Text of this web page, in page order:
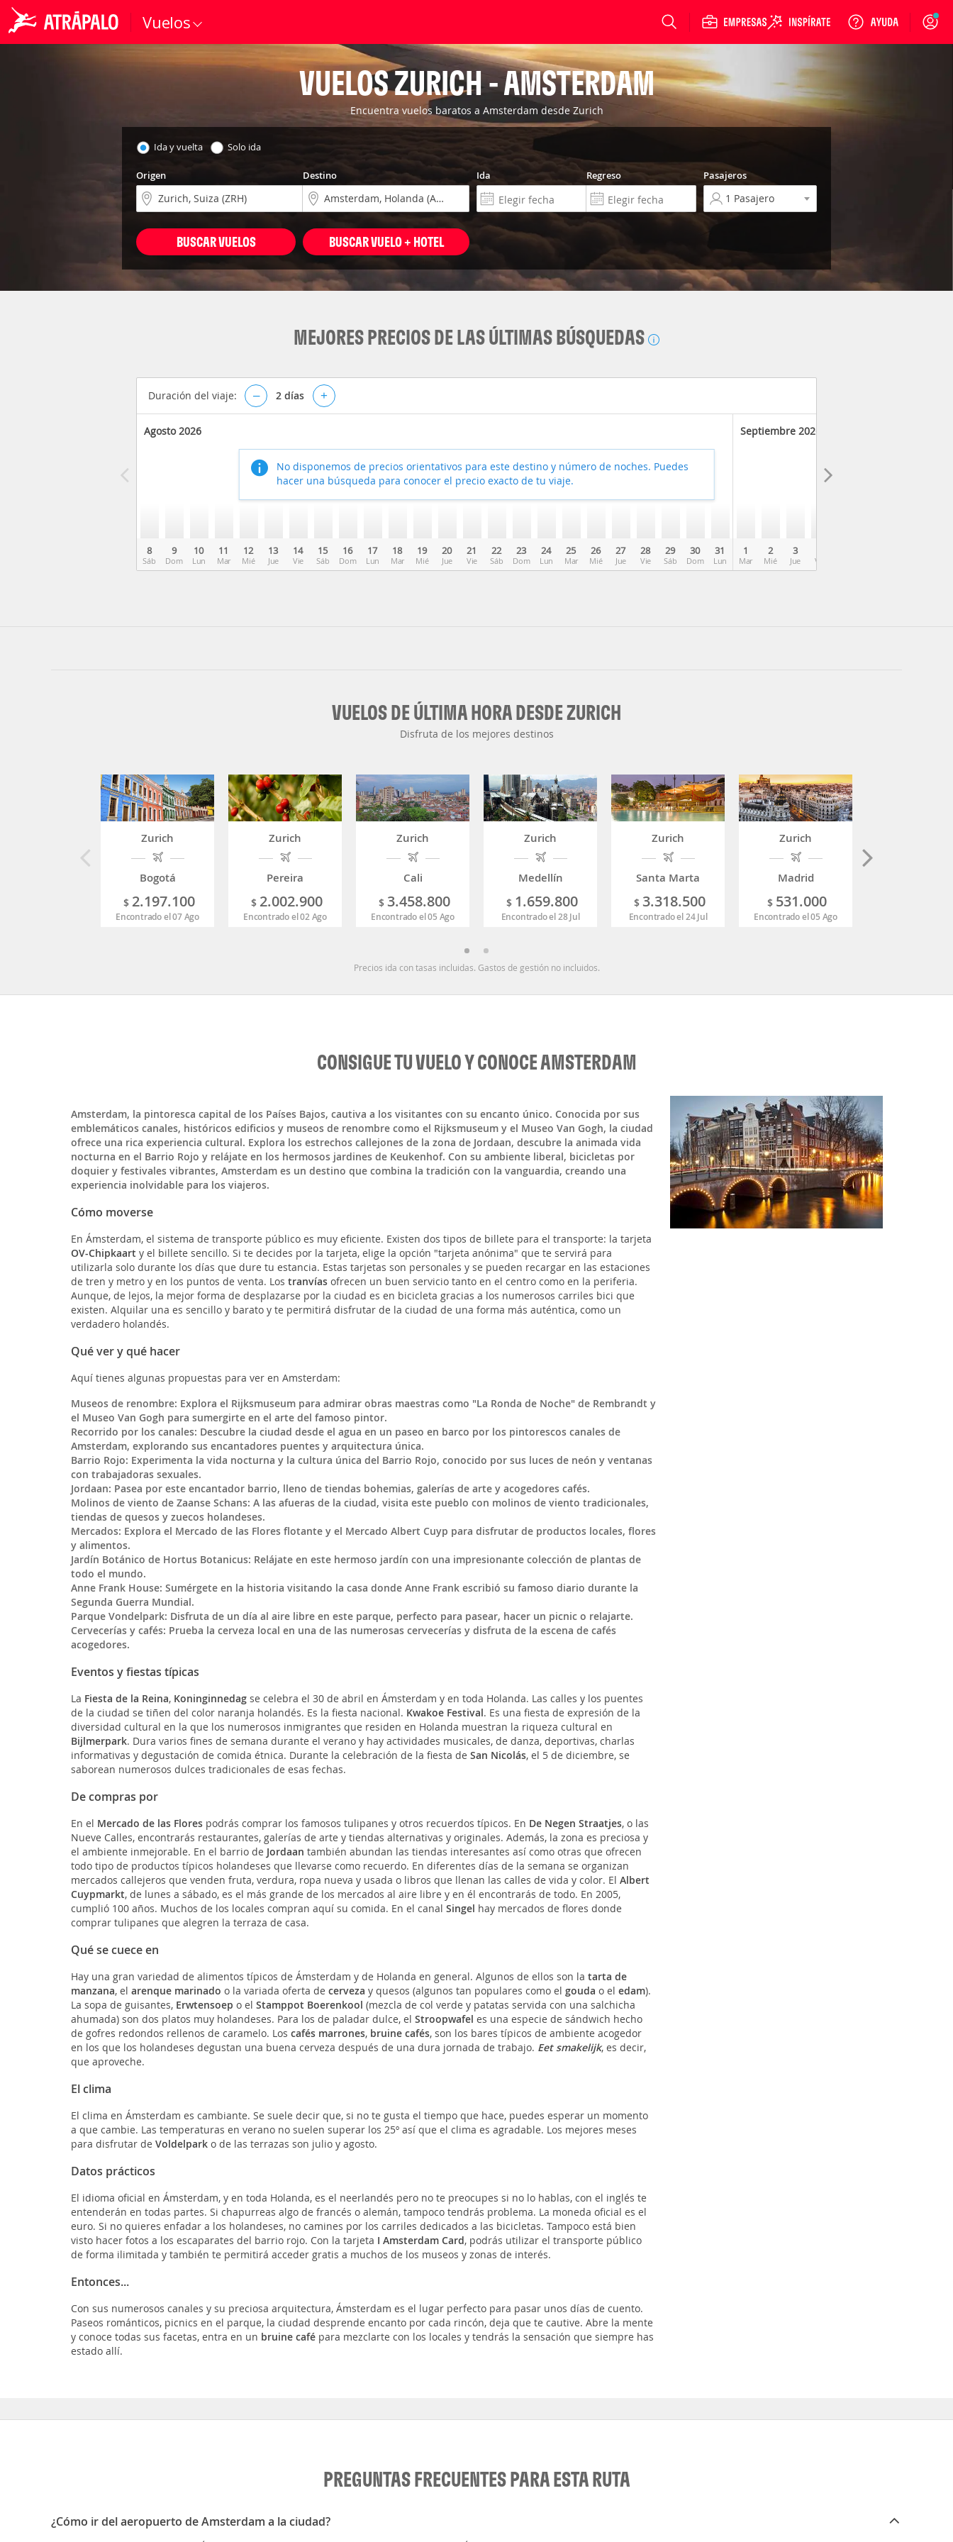
Vuelos Login
VUELOS ZURICH - AMSTERDAM
Encuentra vuelos baratos a Amsterdam desde Zurich
Ida y vuelta Solo ida
Origen Destino Ida Regreso Pasajeros
BUSCAR VUELOS BUSCAR VUELO + HOTEL
MEJORES PRECIOS DE LAS ÚLTIMAS BÚSQUEDAS
Duración del viaje: – 2 días +
Agosto 2026
8
Sáb
9
Dom
10
Lun
11
Mar
12
Mié
13
Jue
14
Vie
15
Sáb
16
Dom
17
Lun
18
Mar
19
Mié
20
Jue
21
Vie
22
Sáb
23
Dom
24
Lun
25
Mar
26
Mié
27
Jue
28
Vie
29
Sáb
30
Dom
31
Lun
Septiembre 2026
1
Mar
2
Mié
3
Jue Vie
No disponemos de precios orientativos para este destino y número de noches. Puedes
hacer una búsqueda para conocer el precio exacto de tu viaje.
VUELOS DE ÚLTIMA HORA DESDE ZURICH
Disfruta de los mejores destinos
Zurich
Bogotá
$ 2.197.100
Encontrado el 07 Ago
Zurich
Pereira
$ 2.002.900
Encontrado el 02 Ago
Zurich
Cali
$ 3.458.800
Encontrado el 05 Ago
Zurich
Medellín
$ 1.659.800
Encontrado el 28 Jul
Zurich
Santa Marta
$ 3.318.500
Encontrado el 24 Jul
Zurich
Madrid
$ 531.000
Encontrado el 05 Ago
Precios ida con tasas incluidas. Gastos de gestión no incluidos.
CONSIGUE TU VUELO Y CONOCE AMSTERDAM
Amsterdam, la pintoresca capital de los Países Bajos, cautiva a los visitantes con su encanto único. Conocida por sus
emblemáticos canales, históricos edificios y museos de renombre como el Rijksmuseum y el Museo Van Gogh, la ciudad
ofrece una rica experiencia cultural. Explora los estrechos callejones de la zona de Jordaan, descubre la animada vida
nocturna en el Barrio Rojo y relájate en los hermosos jardines de Keukenhof. Con su ambiente liberal, bicicletas por
doquier y festivales vibrantes, Amsterdam es un destino que combina la tradición con la vanguardia, creando una
experiencia inolvidable para los viajeros.
Cómo moverse
En Ámsterdam, el sistema de transporte público es muy eficiente. Existen dos tipos de billete para el transporte: la tarjeta
OV-Chipkaart y el billete sencillo. Si te decides por la tarjeta, elige la opción "tarjeta anónima" que te servirá para
utilizarla solo durante los días que dure tu estancia. Estas tarjetas son personales y se pueden recargar en las estaciones
de tren y metro y en los puntos de venta. Los tranvíasofrecen un buen servicio tanto en el centro como en la periferia.
Aunque, de lejos, la mejor forma de desplazarse por la ciudad es en bicicleta gracias a los numerosos carriles bici que
existen. Alquilar una es sencillo y barato y te permitirá disfrutar de la ciudad de una forma más auténtica, como un
verdadero holandés.
Qué ver y qué hacer
Aquí tienes algunas propuestas para ver en Amsterdam:
Museos de renombre: Explora el Rijksmuseum para admirar obras maestras como "La Ronda de Noche" de Rembrandt y
el Museo Van Gogh para sumergirte en el arte del famoso pintor.
Recorrido por los canales: Descubre la ciudad desde el agua en un paseo en barco por los pintorescos canales de
Amsterdam, explorando sus encantadores puentes y arquitectura única.
Barrio Rojo: Experimenta la vida nocturna y la cultura única del Barrio Rojo, conocido por sus luces de neón y ventanas
con trabajadoras sexuales.
Jordaan: Pasea por este encantador barrio, lleno de tiendas bohemias, galerías de arte y acogedores cafés.
Molinos de viento de Zaanse Schans: A las afueras de la ciudad, visita este pueblo con molinos de viento tradicionales,
tiendas de quesos y zuecos holandeses.
Mercados: Explora el Mercado de las Flores flotante y el Mercado Albert Cuyp para disfrutar de productos locales, flores
y alimentos.
Jardín Botánico de Hortus Botanicus: Relájate en este hermoso jardín con una impresionante colección de plantas de
todo el mundo.
Anne Frank House: Sumérgete en la historia visitando la casa donde Anne Frank escribió su famoso diario durante la
Segunda Guerra Mundial.
Parque Vondelpark: Disfruta de un día al aire libre en este parque, perfecto para pasear, hacer un picnic o relajarte.
Cervecerías y cafés: Prueba la cerveza local en una de las numerosas cervecerías y disfruta de la escena de cafés
acogedores.
Eventos y fiestas típicas
La Fiesta de la Reina, Koninginnedagse celebra el 30 de abril en Ámsterdam y en toda Holanda. Las calles y los puentes
de la ciudad se tiñen del color naranja holandés. Es la fiesta nacional. Kwakoe Festival. Es una fiesta de expresión de la
diversidad cultural en la que los numerosos inmigrantes que residen en Holanda muestran la riqueza cultural en
Bijlmerpark. Dura varios fines de semana durante el verano y hay actividades musicales, de danza, deportivas, charlas
informativas y degustación de comida étnica. Durante la celebración de la fiesta de San Nicolás, el 5 de diciembre, se
saborean numerosos dulces tradicionales de esas fechas.
De compras por
En el Mercado de las Florespodrás comprar los famosos tulipanes y otros recuerdos típicos. En De Negen Straatjes, o las
Nueve Calles, encontrarás restaurantes, galerías de arte y tiendas alternativas y originales. Además, la zona es preciosa y
el ambiente inmejorable. En el barrio de Jordaan también abundan las tiendas interesantes así como otras que ofrecen
todo tipo de productos típicos holandeses que llevarse como recuerdo. En diferentes días de la semana se organizan
mercados callejeros que venden fruta, verdura, ropa nueva y usada o libros que llenan las calles de vida y color. El Albert
Cuypmarkt, de lunes a sábado, es el más grande de los mercados al aire libre y en él encontrarás de todo. En 2005,
cumplió 100 años. Muchos de los locales compran aquí su comida. En el canal Singel hay mercados de flores donde
comprar tulipanes que alegren la terraza de casa.
Qué se cuece en
Hay una gran variedad de alimentos típicos de Ámsterdam y de Holanda en general. Algunos de ellos son la tarta de
manzana, el arenque marinado o la variada oferta de cerveza y quesos (algunos tan populares como el gouda o el edam).
La sopa de guisantes, Erwtensoep o el Stamppot Boerenkool (mezcla de col verde y patatas servida con una salchicha
ahumada) son dos platos muy holandeses. Para los de paladar dulce, el Stroopwafel es una especie de sándwich hecho
de gofres redondos rellenos de caramelo. Los cafés marrones, bruine cafés, son los bares típicos de ambiente acogedor
en los que los holandeses degustan una buena cerveza después de una dura jornada de trabajo. Eet smakelijk, es decir,
que aproveche.
El clima
El clima en Ámsterdam es cambiante. Se suele decir que, si no te gusta el tiempo que hace, puedes esperar un momento
a que cambie. Las temperaturas en verano no suelen superar los 25º así que el clima es agradable. Los mejores meses
para disfrutar de Voldelparko de las terrazas son julio y agosto.
Datos prácticos
El idioma oficial en Ámsterdam, y en toda Holanda, es el neerlandés pero no te preocupes si no lo hablas, con el inglés te
entenderán en todas partes. Si chapurreas algo de francés o alemán, tampoco tendrás problema. La moneda oficial es el
euro. Si no quieres enfadar a los holandeses, no camines por los carriles dedicados a las bicicletas. Tampoco está bien
visto hacer fotos a los escaparates del barrio rojo. Con la tarjeta I Amsterdam Card, podrás utilizar el transporte público
de forma ilimitada y también te permitirá acceder gratis a muchos de los museos y zonas de interés.
Entonces...
Con sus numerosos canales y su preciosa arquitectura, Ámsterdam es el lugar perfecto para pasar unos días de cuento.
Paseos románticos, picnics en el parque, la ciudad desprende encanto por cada rincón, deja que te cautive. Abre la mente
y conoce todas sus facetas, entra en un bruine cafépara mezclarte con los locales y tendrás la sensación que siempre has
estado allí.
PREGUNTAS FRECUENTES PARA ESTA RUTA
¿Cómo ir del aeropuerto de Amsterdam a la ciudad?